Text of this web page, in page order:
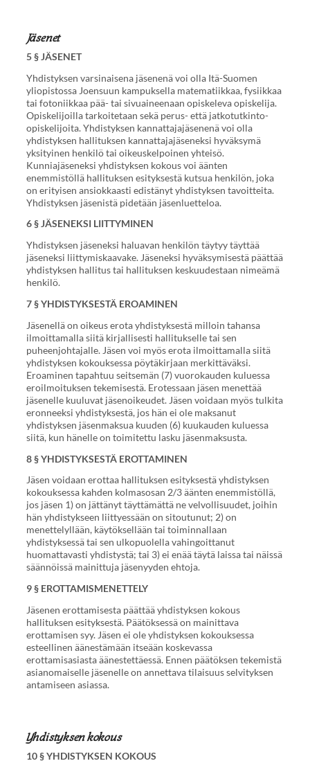
Jäsenet
5 § JÄSENET
Yhdistyksen varsinaisena jäsenenä voi olla Itä-Suomen
yliopistossa Joensuun kampuksella matematiikkaa, fysiikkaa
tai fotoniikkaa pää- tai sivuaineenaan opiskeleva opiskelija.
Opiskelijoilla tarkoitetaan sekä perus- että jatkotutkinto-
opiskelijoita. Yhdistyksen kannattajajäsenenä voi olla
yhdistyksen hallituksen kannattajajäseneksi hyväksymä
yksityinen henkilö tai oikeuskelpoinen yhteisö.
Kunniajäseneksi yhdistyksen kokous voi äänten
enemmistöllä hallituksen esityksestä kutsua henkilön, joka
on erityisen ansiokkaasti edistänyt yhdistyksen tavoitteita.
Yhdistyksen jäsenistä pidetään jäsenluetteloa.
6 § JÄSENEKSI LIITTYMINEN
Yhdistyksen jäseneksi haluavan henkilön täytyy täyttää
jäseneksi liittymiskaavake. Jäseneksi hyväksymisestä päättää
yhdistyksen hallitus tai hallituksen keskuudestaan nimeämä
henkilö.
7 § YHDISTYKSESTÄ EROAMINEN
Jäsenellä on oikeus erota yhdistyksestä milloin tahansa
ilmoittamalla siitä kirjallisesti hallitukselle tai sen
puheenjohtajalle. Jäsen voi myös erota ilmoittamalla siitä
yhdistyksen kokouksessa pöytäkirjaan merkittäväksi.
Eroaminen tapahtuu seitsemän (7) vuorokauden kuluessa
eroilmoituksen tekemisestä. Erotessaan jäsen menettää
jäsenelle kuuluvat jäsenoikeudet. Jäsen voidaan myös tulkita
eronneeksi yhdistyksestä, jos hän ei ole maksanut
yhdistyksen jäsenmaksua kuuden (6) kuukauden kuluessa
siitä, kun hänelle on toimitettu lasku jäsenmaksusta.
8 § YHDISTYKSESTÄ EROTTAMINEN
Jäsen voidaan erottaa hallituksen esityksestä yhdistyksen
kokouksessa kahden kolmasosan 2/3 äänten enemmistöllä,
jos jäsen 1) on jättänyt täyttämättä ne velvollisuudet, joihin
hän yhdistykseen liittyessään on sitoutunut; 2) on
menettelyllään, käytöksellään tai toiminnallaan
yhdistyksessä tai sen ulkopuolella vahingoittanut
huomattavasti yhdistystä; tai 3) ei enää täytä laissa tai näissä
säännöissä mainittuja jäsenyyden ehtoja.
9 § EROTTAMISMENETTELY
Jäsenen erottamisesta päättää yhdistyksen kokous
hallituksen esityksestä. Päätöksessä on mainittava
erottamisen syy. Jäsen ei ole yhdistyksen kokouksessa
esteellinen äänestämään itseään koskevassa
erottamisasiasta äänestettäessä. Ennen päätöksen tekemistä
asianomaiselle jäsenelle on annettava tilaisuus selvityksen
antamiseen asiassa.
Yhdistyksen kokous
10 § YHDISTYKSEN KOKOUS